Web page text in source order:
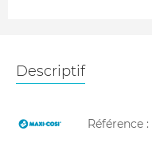
Descriptif
Référence :